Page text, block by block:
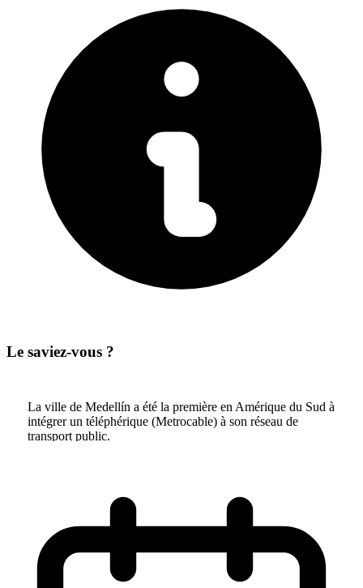
Le saviez-vous ?
La ville de Medellín a été la première en Amérique du Sud à
intégrer un téléphérique (Metrocable) à son réseau de
transport public.